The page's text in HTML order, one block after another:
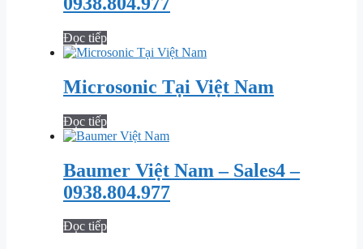
Đọc tiếp
Microsonic Tại Việt Nam
Đọc tiếp
Baumer Việt Nam – Sales4 –
0938.804.977
Đọc tiếp